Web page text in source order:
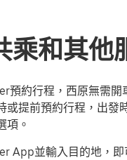
乘和其他
預約行程，西原無需
或提前預約行程，出發
項。
App並輸入目的地，即